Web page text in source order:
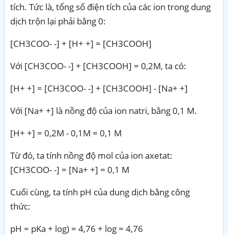
tích. Tức là, tổng số điện tích của các ion trong dung
dịch trộn lại phải bằng 0:
[CH3COO- -] + [H+ +] = [CH3COOH]
Với [CH3COO- -] + [CH3COOH] = 0,2M, ta có:
[H+ +] = [CH3COO- -] + [CH3COOH] - [Na+ +]
Với [Na+ +] là nồng độ của ion natri, bằng 0,1 M.
[H+ +] = 0,2M - 0,1M = 0,1 M
Từ đó, ta tính nồng độ mol của ion axetat:
[CH3COO- -] = [Na+ +] = 0,1 M
Cuối cùng, ta tính pH của dung dịch bằng công
thức:
pH = pKa + log) = 4,76 + log = 4,76